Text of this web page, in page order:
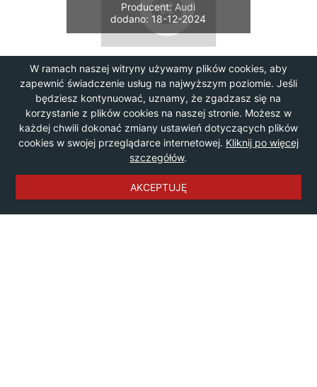
W ramach naszej witryny używamy plików cookies, aby
zapewnić świadczenie usług na najwyższym poziomie. Jeśli
będziesz kontynuować, uznamy, że zgadzasz się na
korzystanie z plików cookies na naszej stronie. Możesz w
każdej chwili dokonać zmiany ustawień dotyczących plików
cookies w swojej przeglądarce internetowej. Kliknij po więcej
szczegółów.
AKCEPTUJĘ
Producent: Audi
dodano: 18-12-2024